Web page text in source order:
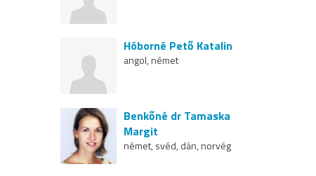
Hóborné Pető Katalin
angol, német
Benkőné dr Tamaska
Margit
német, svéd, dán, norvég